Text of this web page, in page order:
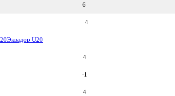
6
4
Эквадор U20
4
-1
4